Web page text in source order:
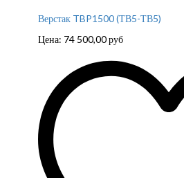
Верстак TBP1500 (ТВ5-ТВ5)
Цена: 74 500,00руб